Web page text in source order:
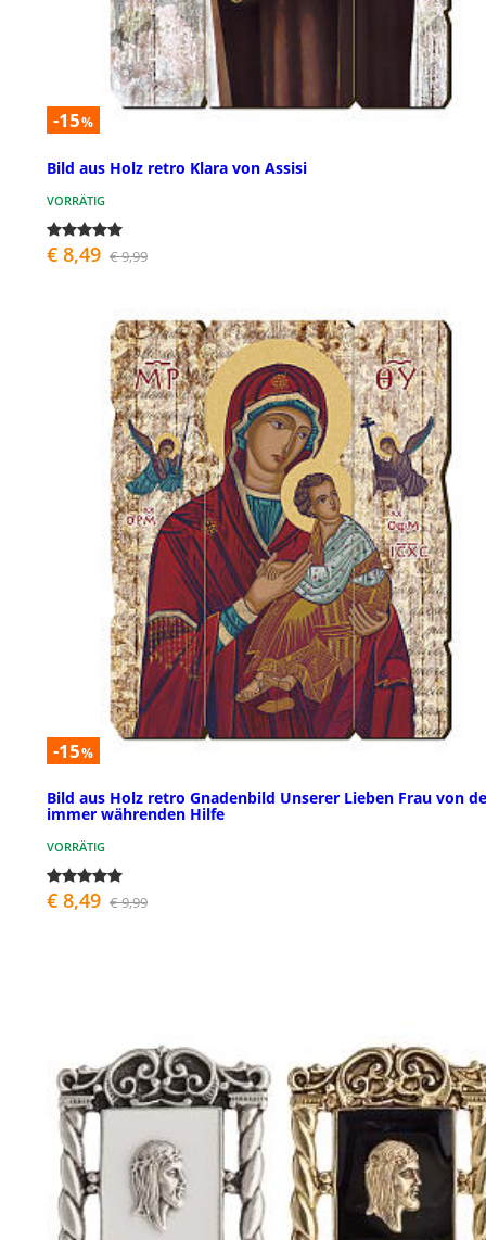
-15%
Bild aus Holz retro Klara von Assisi
VORRÄTIG
€ 8,49 € 9,99
-15%
Bild aus Holz retro Gnadenbild Unserer Lieben Frau von
immer währenden Hilfe
VORRÄTIG
€ 8,49 € 9,99